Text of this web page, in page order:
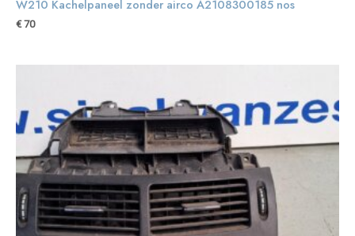
W210 Kachelpaneel zonder airco A2108300185 nos
€70